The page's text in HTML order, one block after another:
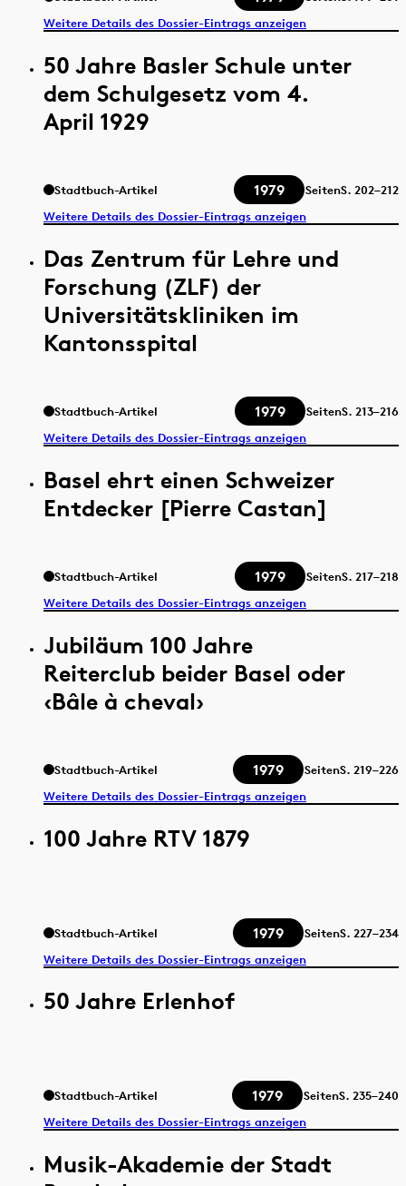
Weitere Details des Dossier-Eintrags anzeigen
50 Jahre Basler Schule unter
dem Schulgesetz vom 4.
April 1929
Stadtbuch-Artikel 1979 SeitenS. 202–212
Weitere Details des Dossier-Eintrags anzeigen
Das Zentrum für Lehre und
Forschung (ZLF) der
Universitätskliniken im
Kantonsspital
Stadtbuch-Artikel 1979 SeitenS. 213–216
Weitere Details des Dossier-Eintrags anzeigen
Basel ehrt einen Schweizer
Entdecker [Pierre Castan]
Stadtbuch-Artikel 1979 SeitenS. 217–218
Weitere Details des Dossier-Eintrags anzeigen
Jubiläum 100 Jahre
Reiterclub beider Basel oder
‹Bâle à cheval›
Stadtbuch-Artikel 1979 SeitenS. 219–226
Weitere Details des Dossier-Eintrags anzeigen
100 Jahre RTV 1879
Stadtbuch-Artikel 1979 SeitenS. 227–234
Weitere Details des Dossier-Eintrags anzeigen
50 Jahre Erlenhof
Stadtbuch-Artikel 1979 SeitenS. 235–240
Weitere Details des Dossier-Eintrags anzeigen
Musik-Akademie der Stadt